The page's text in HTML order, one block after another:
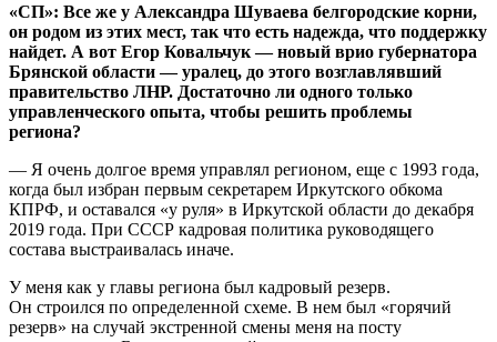
«СП»: Все же у Александра Шуваева белгородские корни,
он родом из этих мест, так что есть надежда, что поддержку
найдет. А вот Егор Ковальчук — новый врио губернатора
Брянской области — уралец, до этого возглавлявший
правительство ЛНР. Достаточно ли одного только
управленческого опыта, чтобы решить проблемы
региона?
— Я очень долгое время управлял регионом, еще с 1993 года,
когда был избран первым секретарем Иркутского обкома
КПРФ, и оставался «у руля» в Иркутской области до декабря
2019 года. При СССР кадровая политика руководящего
состава выстраивалась иначе.
У меня как у главы региона был кадровый резерв.
Он строился по определенной схеме. В нем был «горячий
резерв» на случай экстренной смены меня на посту